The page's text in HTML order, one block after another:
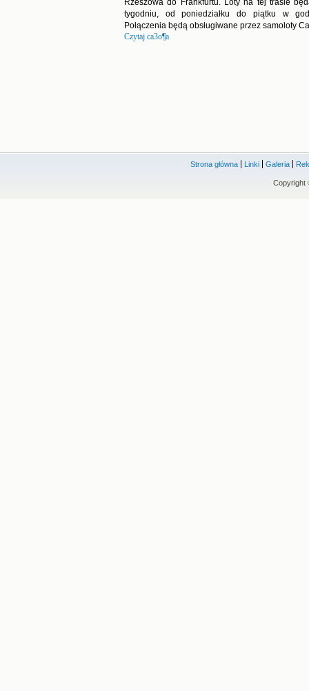
Rzeszowa do Frankfurtu. Loty na tej trasie
tygodniu, od poniedziałku do piątku w
Połączenia będą obsługiwane przez samoloty
Czytaj ca3o¶a
Strona główna Linki Galeria